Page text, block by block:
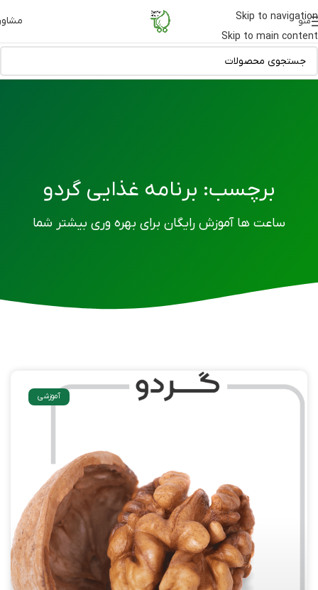
Skip to navigation
Skip to main content
منو
برچسب: برنامه غذایی گردو
ساعت ها آموزش رایگان برای بهره وری بیشتر شما
آموزشی